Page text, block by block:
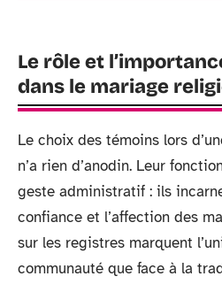
Le rôle et
dans le mariage
Le choix des témoins lors
n’a rien d’anodin. Leur
geste administratif : ils
confiance et l’affection des
sur les registres marquent
communauté que face à la